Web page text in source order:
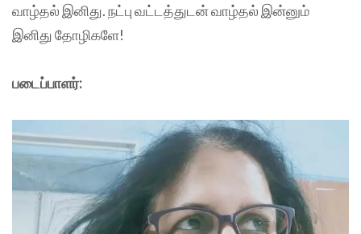
வாழ்தல் இனிது. நட்பு வட்டத்துடன் வாழ்தல் இன்னும்
இனிது தோழிகளே!
படைப்பாளர்: